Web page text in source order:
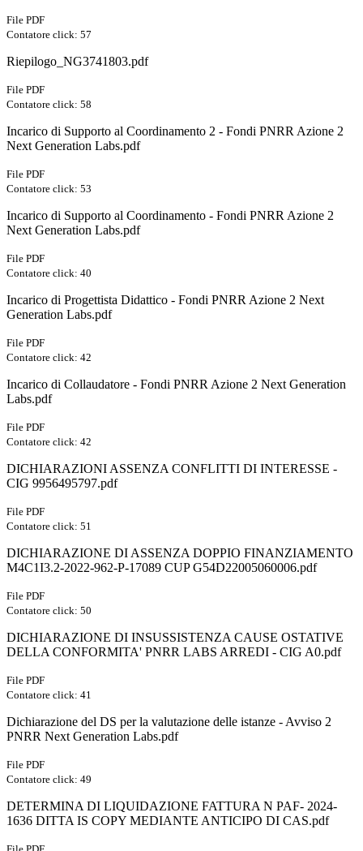
File PDF
Contatore click: 57
Riepilogo_NG3741803.pdf
File PDF
Contatore click: 58
Incarico di Supporto al Coordinamento 2 - Fondi PNRR Azione 2
Next Generation Labs.pdf
File PDF
Contatore click: 53
Incarico di Supporto al Coordinamento - Fondi PNRR Azione 2
Next Generation Labs.pdf
File PDF
Contatore click: 40
Incarico di Progettista Didattico - Fondi PNRR Azione 2 Next
Generation Labs.pdf
File PDF
Contatore click: 42
Incarico di Collaudatore - Fondi PNRR Azione 2 Next Generation
Labs.pdf
File PDF
Contatore click: 42
DICHIARAZIONI ASSENZA CONFLITTI DI INTERESSE -
CIG 9956495797.pdf
File PDF
Contatore click: 51
DICHIARAZIONE DI ASSENZA DOPPIO FINANZIAMENTO
M4C1I3.2-2022-962-P-17089 CUP G54D22005060006.pdf
File PDF
Contatore click: 50
DICHIARAZIONE DI INSUSSISTENZA CAUSE OSTATIVE
DELLA CONFORMITA' PNRR LABS ARREDI - CIG A0.pdf
File PDF
Contatore click: 41
Dichiarazione del DS per la valutazione delle istanze - Avviso 2
PNRR Next Generation Labs.pdf
File PDF
Contatore click: 49
DETERMINA DI LIQUIDAZIONE FATTURA N PAF- 2024-
1636 DITTA IS COPY MEDIANTE ANTICIPO DI CAS.pdf